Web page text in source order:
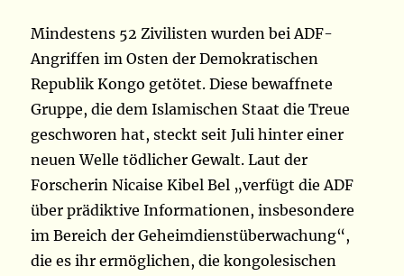
Mindestens 52 Zivilisten wurden bei ADF-
Angriffen im Osten der Demokratischen
Republik Kongo getötet. Diese bewaffnete
Gruppe, die dem Islamischen Staat die Treue
geschworen hat, steckt seit Juli hinter einer
neuen Welle tödlicher Gewalt. Laut der
Forscherin Nicaise Kibel Bel „verfügt die ADF
über prädiktive Informationen, insbesondere
im Bereich der Geheimdienstüberwachung“,
die es ihr ermöglichen, die kongolesischen